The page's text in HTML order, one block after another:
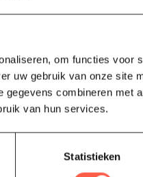
om functies voor
uw gebruik van onze site
combineren met
van hun services.
Statistieken